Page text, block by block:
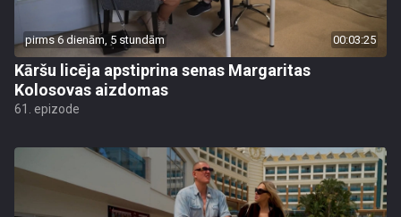
pirms 6 dienām, 5 stundām 00:03:25
Kāršu licēja apstiprina senas Margaritas
Kolosovas aizdomas
61. epizode